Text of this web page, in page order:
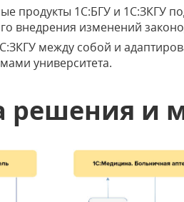
продукты 1С:БГУ и 1С:ЗКГУ
внедрения изменений
между собой и
университета.
решения и